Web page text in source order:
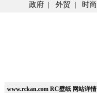
政府 | 外贸 | 时尚
www.rckan.com RC壁纸 网站详情